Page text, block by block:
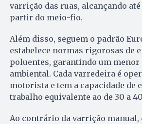
varrição das ruas, alcançando até
partir do meio-fio.
Além disso, seguem o padrão
estabelece normas rigorosas de
poluentes, garantindo um menor
ambiental. Cada varredeira é
motorista e tem a capacidade de
trabalho equivalente ao de 30 a
Ao contrário da varrição manual,